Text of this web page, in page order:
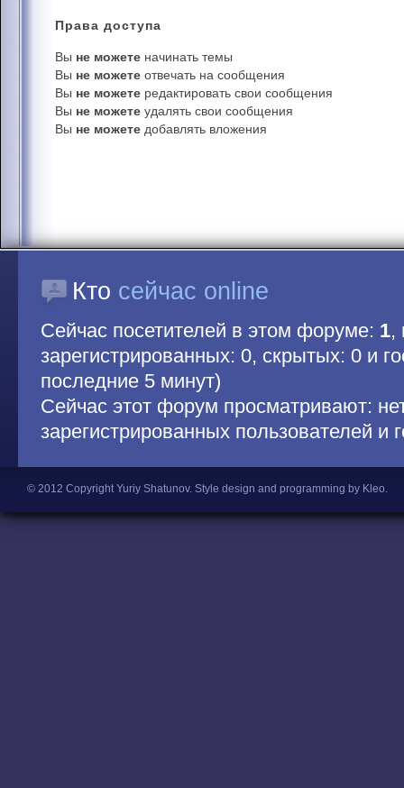
Права доступа
Вы не можете начинать темы
Вы не можете отвечать на сообщения
Вы не можете редактировать свои сообщения
Вы не можете удалять свои сообщения
Вы не можете добавлять вложения
Кто сейчас online
Сейчас посетителей в этом форуме: 1,
зарегистрированных: 0, скрытых: 0 и
последние 5 минут)
Сейчас этот форум просматривают:
зарегистрированных пользователей и
© 2012 Copyright Yuriy Shatunov. Style design and programming by Kleo.